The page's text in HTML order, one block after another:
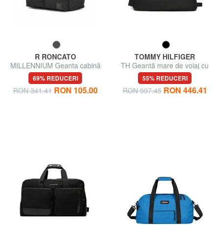
R RONCATO
MILLENNIUM Geanta cabină
sub scaun
69% REDUCERI
RON 341.41 RON 105.00
TOMMY HILFIGER
TH Geantă mare de voiaj cu
curea de umăr
55% REDUCERI
RON 997.45 RON 446.41